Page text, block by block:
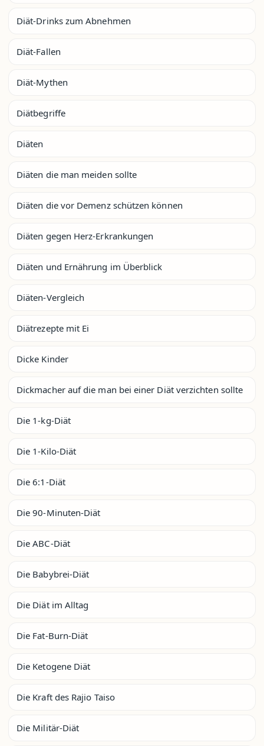
Diät-Drinks zum Abnehmen
Diät-Fallen
Diät-Mythen
Diätbegriffe
Diäten
Diäten die man meiden sollte
Diäten die vor Demenz schützen können
Diäten gegen Herz-Erkrankungen
Diäten und Ernährung im Überblick
Diäten-Vergleich
Diätrezepte mit Ei
Dicke Kinder
Dickmacher auf die man bei einer Diät verzichten sollte
Die 1-kg-Diät
Die 1-Kilo-Diät
Die 6:1-Diät
Die 90-Minuten-Diät
Die ABC-Diät
Die Babybrei-Diät
Die Diät im Alltag
Die Fat-Burn-Diät
Die Ketogene Diät
Die Kraft des Rajio Taiso
Die Militär-Diät